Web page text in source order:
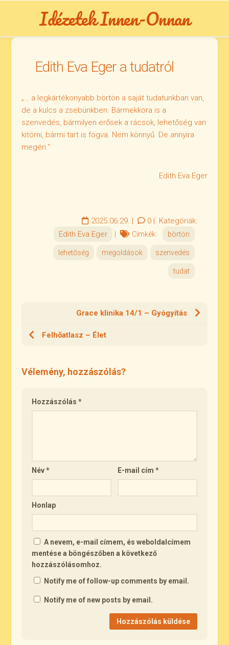
Idézetek Innen-Onnan
Edith Eva Eger a tudatról
„… a legkártékonyabb börtön a saját tudatunkban van,
de a kulcs a zsebünkben. Bármekkora is a
szenvedés, bármilyen erősek a rácsok, lehetőség van
kitörni, bármi tart is fogva. Nem könnyű. De annyira
megéri.”
Edith Eva Eger
2025.06.29. | 0| Kategóriák:
Edith Eva Eger
| Címkék: börtön
lehetőség megoldások szenvedés
tudat
Grace klinika 14/1 – Gyógyítás
Felhőatlasz – Élet
Vélemény, hozzászólás?
Hozzászólás*
Név* E-mail cím*
Honlap
A nevem, e-mail címem, és weboldalcímem
mentése a böngészőben a következő
hozzászólásomhoz.
Notify me of follow-up comments by email.
Notify me of new posts by email.